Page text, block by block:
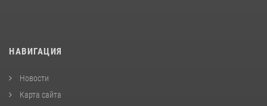
НАВИГАЦИЯ
Новости
Карта сайта